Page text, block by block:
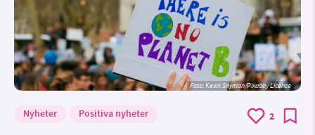
Foto:Kevin Snyman/Pixabay Licence
Nyheter Positiva nyheter 2